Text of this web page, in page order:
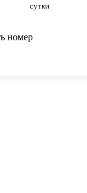
сутки
номер